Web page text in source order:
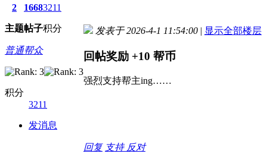
2
主题
1668
帖子
3211
积分
普通帮众
积分
3211
发消息
发表于 2026-4-1 11:54:00 | 显示全部楼层
回帖奖励 +10 帮币
强烈支持帮主ing……
回复 支持 反对